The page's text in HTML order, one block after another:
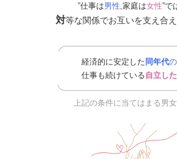
”仕事は男性 家庭は女性”で
対等な関係でお互いを支え合え
経済的に安定した同年代
仕事も続けている自立した
上記の条件に当てはまる男